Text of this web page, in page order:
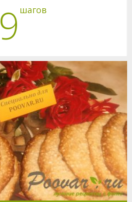
9 шагов